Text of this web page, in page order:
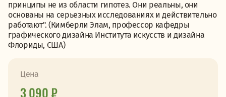
принципы не из области гипотез. Они реальны, они
основаны на серьезных исследованиях и действительно
работают". (Кимберли Элам, профессор кафедры
графического дизайна Института искусств и дизайна
Флориды, США)
Цена
3 090 ₽